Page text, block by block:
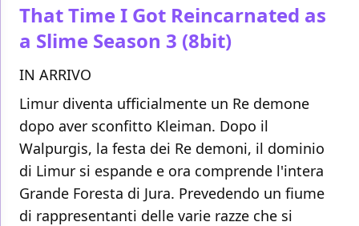
That Time I Got Reincarnated as
a Slime Season 3 (8bit)
IN ARRIVO
Limur diventa ufficialmente un Re demone
dopo aver sconfitto Kleiman. Dopo il
Walpurgis, la festa dei Re demoni, il dominio
di Limur si espande e ora comprende l'intera
Grande Foresta di Jura. Prevedendo un fiume
di rappresentanti delle varie razze che si